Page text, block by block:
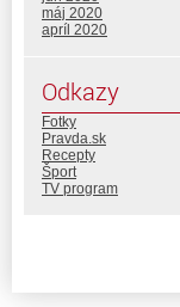
máj 2020
apríl 2020
Odkazy
Fotky
Pravda.sk
Recepty
Šport
TV program